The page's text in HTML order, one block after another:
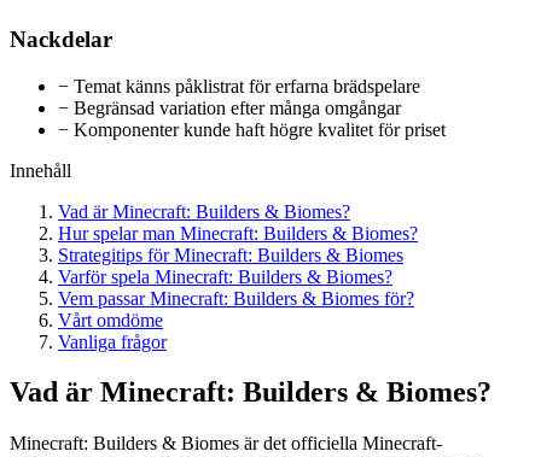
Nackdelar
− Temat känns påklistrat för erfarna brädspelare
− Begränsad variation efter många omgångar
− Komponenter kunde haft högre kvalitet för priset
Innehåll
Vad är Minecraft: Builders & Biomes?
Hur spelar man Minecraft: Builders & Biomes?
Strategitips för Minecraft: Builders & Biomes
Varför spela Minecraft: Builders & Biomes?
Vem passar Minecraft: Builders & Biomes för?
Vårt omdöme
Vanliga frågor
Vad är Minecraft: Builders & Biomes?
Minecraft: Builders & Biomes är det officiella Minecraft-